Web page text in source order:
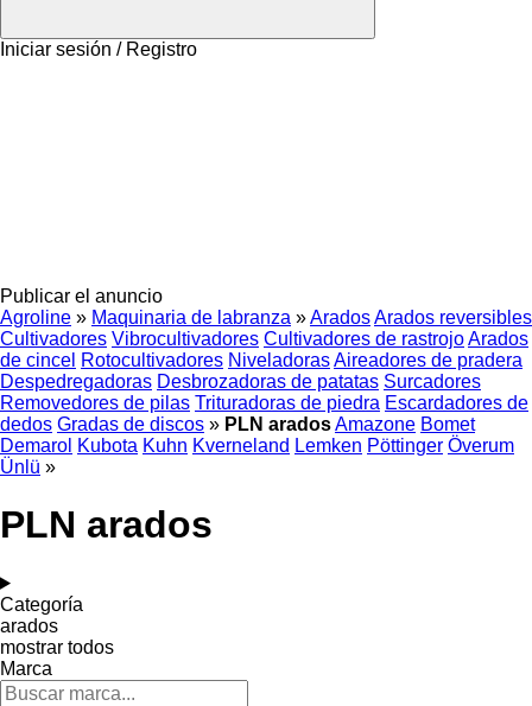
Iniciar sesión / Registro
Publicar el anuncio
Agroline » Maquinaria de labranza »AradosArados reversibles
Cultivadores Vibrocultivadores Cultivadores de rastrojoArados
de cincel Rotocultivadores NiveladorasAireadores de pradera
Despedregadoras Desbrozadoras de patatas Surcadores
Removedores de pilas Trituradoras de piedra Escardadores de
dedos Gradas de discos » PLN aradosAmazone Bomet
Demarol Kubota Kuhn Kverneland Lemken Pöttinger Överum
Ünlü »
PLN arados
Categoría
arados
mostrar todos
Marca